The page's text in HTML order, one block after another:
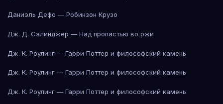
Даниэль Дефо — Робинзон Крузо
Дж. Д. Сэлинджер — Над пропастью во ржи
Дж. К. Роулинг — Гарри Поттер и философский камень
Дж. К. Роулинг — Гарри Поттер и философский камень
Дж. К. Роулинг — Гарри Поттер и философский камень